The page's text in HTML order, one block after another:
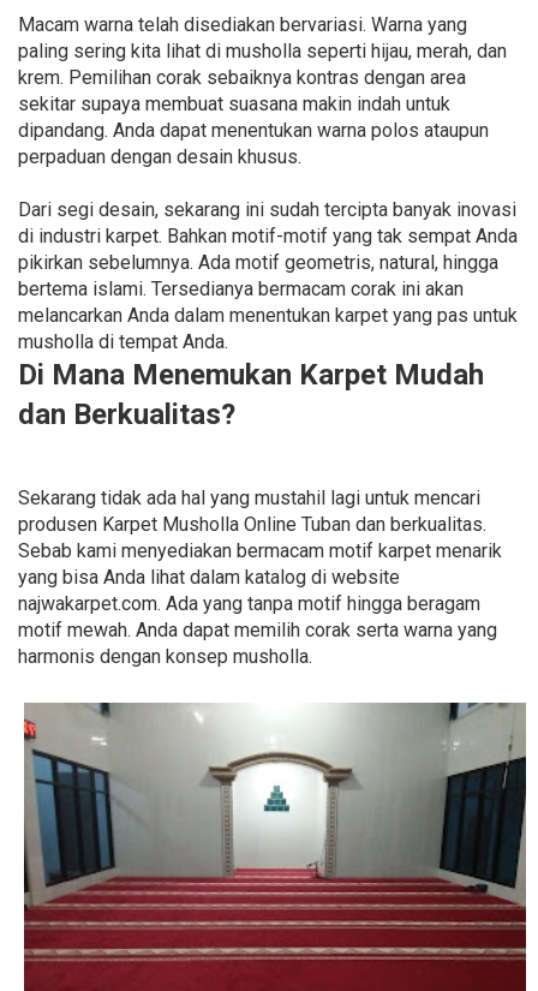
Macam warna telah disediakan bervariasi. Warna yang
paling sering kita lihat di musholla seperti hijau, merah, dan
krem. Pemilihan corak sebaiknya kontras dengan area
sekitar supaya membuat suasana makin indah untuk
dipandang. Anda dapat menentukan warna polos ataupun
perpaduan dengan desain khusus.
Dari segi desain, sekarang ini sudah tercipta banyak inovasi
di industri karpet. Bahkan motif-motif yang tak sempat Anda
pikirkan sebelumnya. Ada motif geometris, natural, hingga
bertema islami. Tersedianya bermacam corak ini akan
melancarkan Anda dalam menentukan karpet yang pas untuk
musholla di tempat Anda.
Di Mana Menemukan Karpet Mudah
dan Berkualitas?
Sekarang tidak ada hal yang mustahil lagi untuk mencari
produsen Karpet Musholla Online Tuban dan berkualitas.
Sebab kami menyediakan bermacam motif karpet menarik
yang bisa Anda lihat dalam katalog di website
najwakarpet.com. Ada yang tanpa motif hingga beragam
motif mewah. Anda dapat memilih corak serta warna yang
harmonis dengan konsep musholla.